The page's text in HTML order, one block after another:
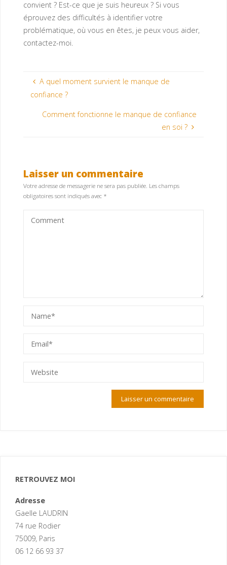
convient ? Est-ce que je suis heureux ? Si vous
éprouvez des difficultés à identifier votre
problématique, où vous en êtes, je peux vous aider,
contactez-moi.
A quel moment survient le manque de
confiance ?
Comment fonctionne le manque de confiance
en soi ?
Laisser un commentaire
Votre adresse de messagerie ne sera pas publiée. Les champs
obligatoires sont indiqués avec *
RETROUVEZ MOI
Adresse
Gaelle LAUDRIN
74 rue Rodier
75009, Paris
06 12 66 93 37